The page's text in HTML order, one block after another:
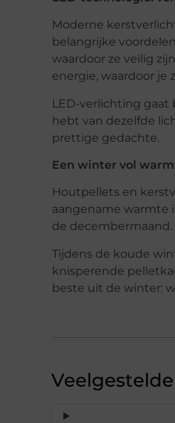
Moderne
belangrijke
waardoor ze veilig
energie, waardoor je
LED-verlichting
hebt van dezelfde
prettige gedachte.
Een winter vol
Houtpellets en
aangename warmte
de
Tijdens de koude
knisperende
beste uit de winter: